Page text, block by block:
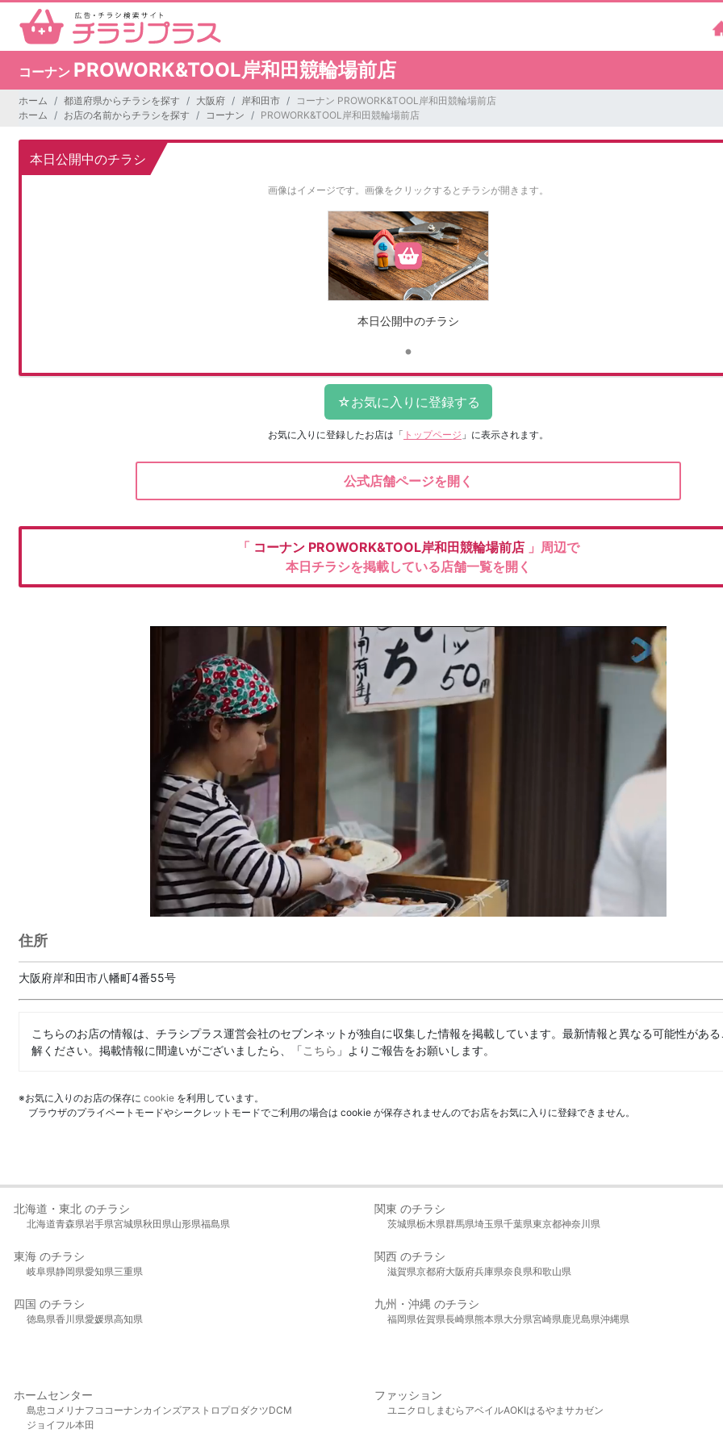
コーナン PROWORK&TOOL岸和田競輪場前店
ホーム 都道府県からチラシを探す 大阪府 岸和田市
コーナン PROWORK&TOOL岸和田競輪場前店
ホーム
お店の名前からチラシを探す コーナン PROWORK&TOOL岸和田競輪場前店
本日公開中のチラシ
画像はイメージです。 画像をクリックするとチラシが開きます。
本日公開中のチラシ
お気に入りに登録したお店は 「 トップページ 」に表示されます。
公式店舗ページを開く
「 コーナン PROWORK&TOOL岸和田競輪場前店 」周辺で
本日チラシを掲載している店舗一覧を開く
住所
大阪府岸和田市八幡町4番55号
こちらのお店の情報は、チラシプラス運営会社のセブンネットが独自に収集した情報を掲載しています。最新情報と異なる可能性があ
解ください。掲載情報に間違いがございましたら、「こちら 」よりご報告をお願いします。
※お気に入りのお店の保存に cookie を利用しています。
ブラウザのプライベートモードやシークレットモードでご利用の場合は cookie が保存されませんのでお店をお気に入りに登録できません。
北海道・東北 のチラシ
北海道青森県岩手県宮城県秋田県山形県福島県
関東 のチラシ
茨城県栃木県群馬県埼玉県千葉県東京都神奈川県
東海 のチラシ
岐阜県静岡県愛知県三重県
関西 のチラシ
滋賀県京都府大阪府兵庫県奈良県和歌山県
四国 のチラシ
徳島県香川県愛媛県高知県
九州・沖縄 のチラシ
福岡県佐賀県長崎県熊本県大分県宮崎県鹿児島県沖縄県
ホームセンター
島忠 コメリ ナフコ コーナンカインズアストロプロダクツDCM
ジョイフル本田
ファッション
ユニクロ しまむら アベイルAOKIはるやま サカゼン